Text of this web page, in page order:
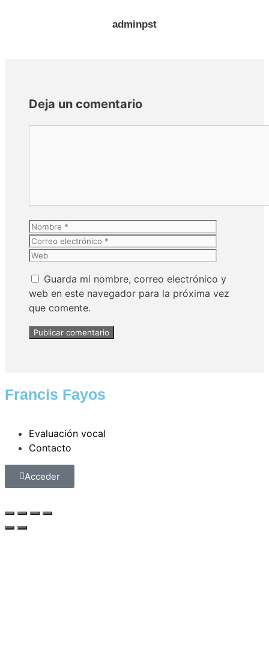
adminpst
Deja un comentario
Guarda mi nombre, correo electrónico y
web en este navegador para la próxima vez
que comente.
Francis Fayos
Evaluación vocal
Contacto
Acceder